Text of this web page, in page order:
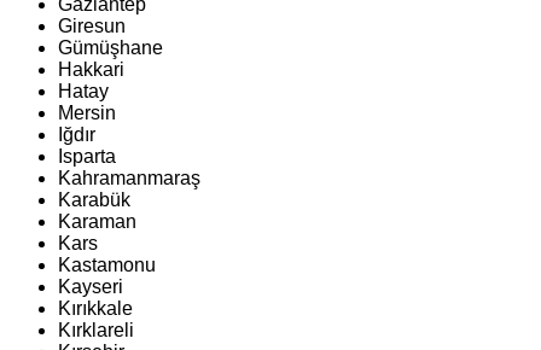
Gaziantep
Giresun
Gümüşhane
Hakkari
Hatay
Mersin
Iğdır
Isparta
Kahramanmaraş
Karabük
Karaman
Kars
Kastamonu
Kayseri
Kırıkkale
Kırklareli